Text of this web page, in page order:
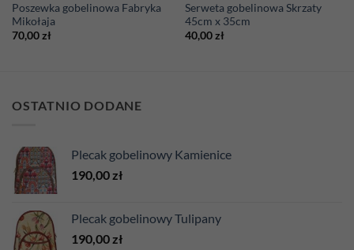
Poszewka gobelinowa Fabryka
Mikołaja
70,00zł
Serweta gobelinowa Skrzaty
45cm x 35cm
40,00zł
OSTATNIO DODANE
Plecak gobelinowy Kamienice
190,00 zł
Plecak gobelinowy Tulipany
190,00 zł